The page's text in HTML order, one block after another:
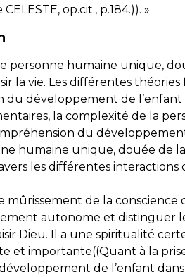
op.cit., p.184.)). »
personne humaine unique,
la vie. Les différentes
du développement de
la complexité de la
du
humaine unique, douée de
les différentes
de la conscience
autonome et distinguer
Dieu. Il a une spiritualité
et importante((Quant à la
de l’enfant